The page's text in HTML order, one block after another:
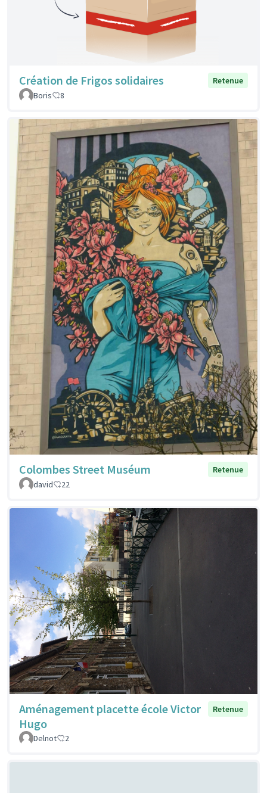
Création de Frigos solidaires
Retenue
Boris
8
Colombes Street Muséum
Retenue
david
22
Aménagement placette école Victor
Hugo
Retenue
Delnot 2